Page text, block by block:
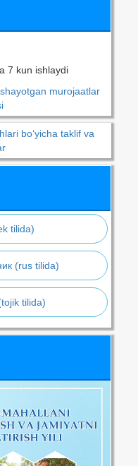
7 kun ishlaydi
murojaatlar
bo‘yicha taklif va
tilida)
(rus tilida)
tilida)